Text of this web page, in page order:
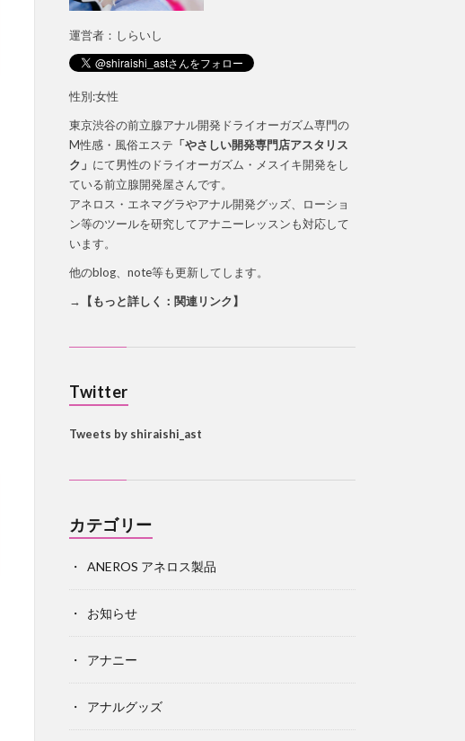
運営者：しらいし
性別:女性
東京渋谷の前立腺アナル開発ドライオーガズム専門の
M性感・風俗エステ 「やさしい開発専門店アスタリス
ク」 にて男性のドライオーガズム・メスイキ開発をし
ている前立腺開発屋さんです。
アネロス・エネマグラやアナル開発グッズ、ローショ
ン等のツールを研究してアナニーレッスンも対応して
います。
他のblog、note等も更新してします。
→【もっと詳しく：関連リンク】
Twitter
Tweets by shiraishi_ast
カテゴリー
ANEROS アネロス製品
お知らせ
アナニー
アナルグッズ